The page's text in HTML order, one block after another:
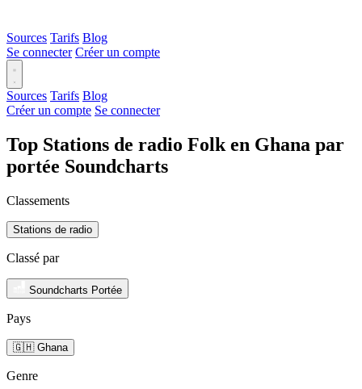
Sources Tarifs Blog
Se connecter Créer un compte
Sources Tarifs Blog
Créer un compte Se connecter
Top Stations de radio Folk en Ghana par
portée Soundcharts
Classements
Stations de radio
Classé par
Soundcharts Portée
Pays
🇬🇭 Ghana
Genre